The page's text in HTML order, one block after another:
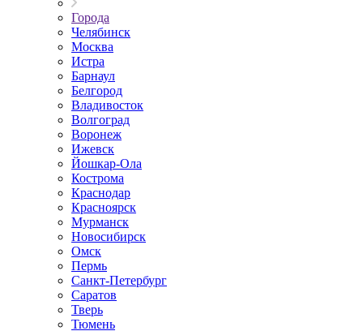
Города
Челябинск
Москва
Истра
Барнаул
Белгород
Владивосток
Волгоград
Воронеж
Ижевск
Йошкар-Ола
Кострома
Краснодар
Красноярск
Мурманск
Новосибирск
Омск
Пермь
Санкт-Петербург
Саратов
Тверь
Тюмень